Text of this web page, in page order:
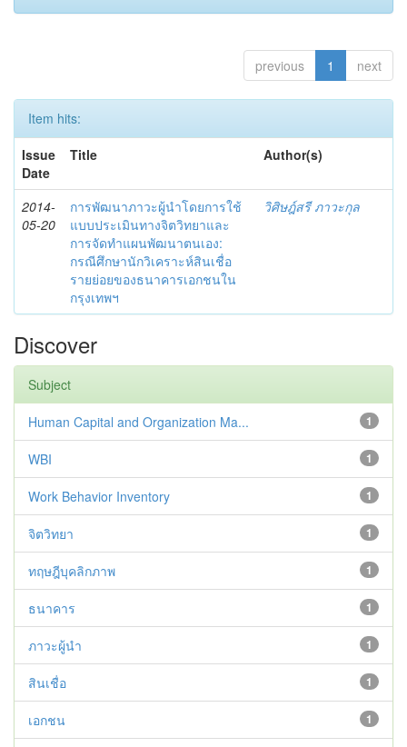
previous 1 next
Item hits:
Issue
Date
Title Author(s)
2014-
05-20
การพัฒนาภาวะผู้นำโดยการใช้
แบบประเมินทางจิตวิทยาและ
การจัดทำแผนพัฒนาตนเอง:
กรณีศึกษานักวิเคราะห์สินเชื่อ
รายย่อยของธนาคารเอกชนใน
กรุงเทพฯ
วิศิษฎ์สรี ภาวะกุล
Discover
Subject
1
Human Capital and Organization Ma...
1
WBI
1
Work Behavior Inventory
1
จิตวิทยา
1
ทฤษฎีบุคลิกภาพ
1
ธนาคาร
1
ภาวะผู้นำ
1
สินเชื่อ
1
เอกชน